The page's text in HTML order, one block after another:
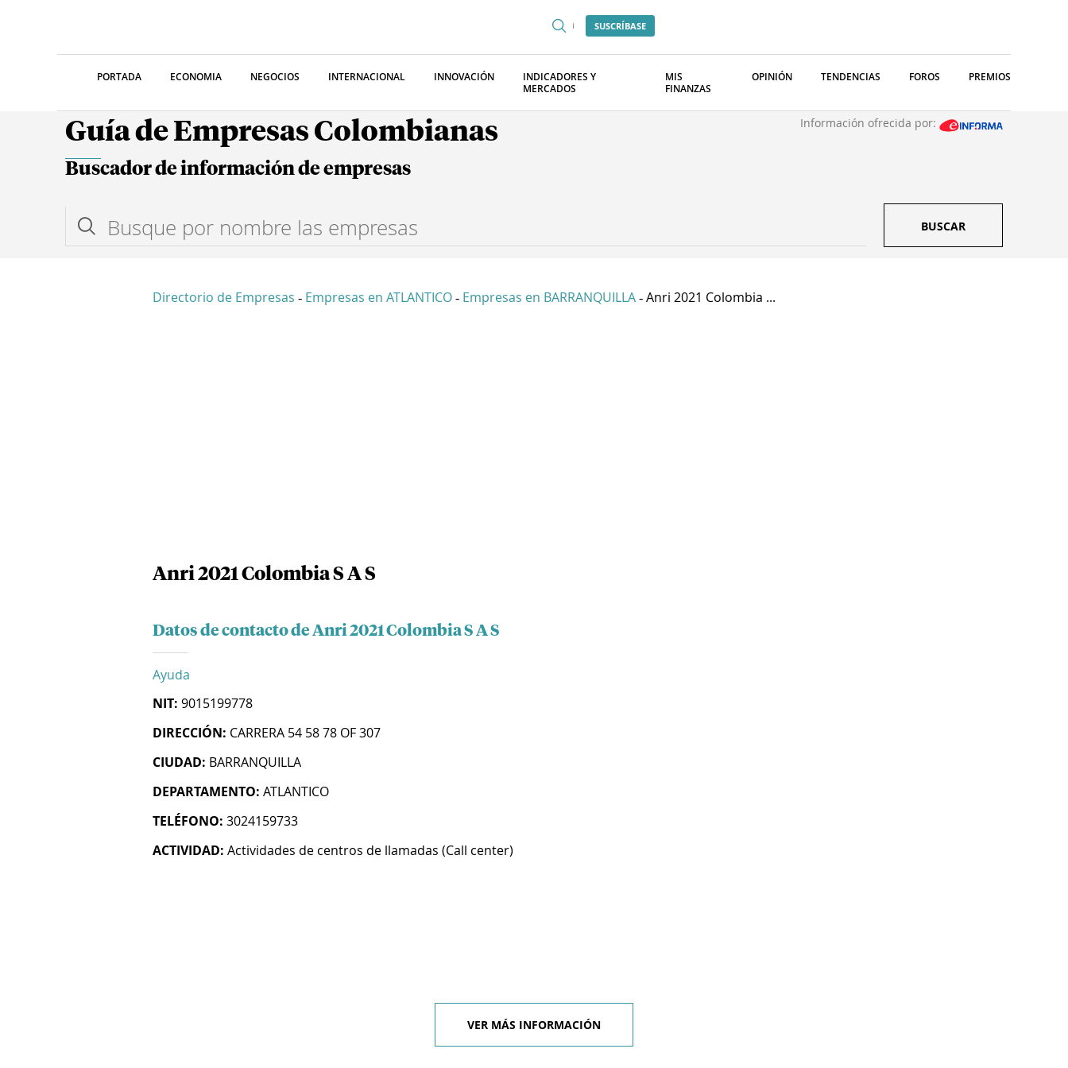
SUSCRÍBASE
PORTADA ECONOMIA NEGOCIOS INTERNACIONAL INNOVACIÓN
INDICADORES Y
MERCADOS
MIS
FINANZAS
OPINIÓN TENDENCIAS FOROS PREMIOS
Guía de Empresas Colombianas Información ofrecida por:
Buscador de información de empresas
BUSCAR
Directorio de Empresas - Empresas en ATLANTICO - Empresas en BARRANQUILLA - Anri 2021 Colombia ...
Anri 2021 Colombia S A S
Datos de contacto de Anri 2021 Colombia S A S
Ayuda
NIT: 9015199778
DIRECCIÓN: CARRERA 54 58 78 OF 307
CIUDAD: BARRANQUILLA
DEPARTAMENTO: ATLANTICO
TELÉFONO: 3024159733
ACTIVIDAD: Actividades de centros de llamadas (Call center)
VER MÁS INFORMACIÓN